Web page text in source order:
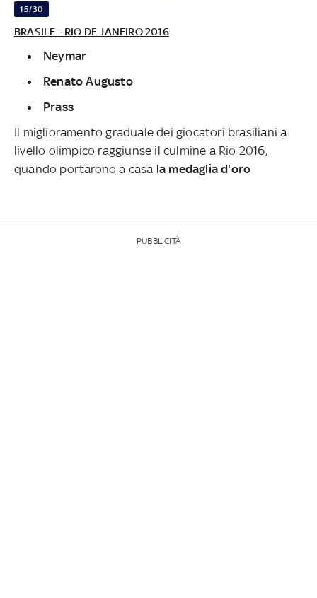
15/30
BRASILE - RIO DE JANEIRO 2016
Neymar
Renato Augusto
Prass
Il miglioramento graduale dei giocatori brasiliani a
livello olimpico raggiunse il culmine a Rio 2016,
quando portarono a casa la medaglia d'oro
PUBBLICITÀ